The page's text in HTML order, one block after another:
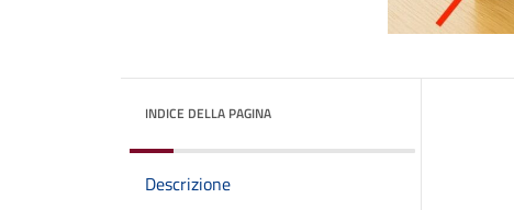
INDICE DELLA PAGINA
Descrizione